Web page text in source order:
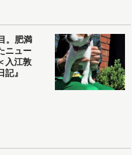
。肥満
ニュー
入江敦
』